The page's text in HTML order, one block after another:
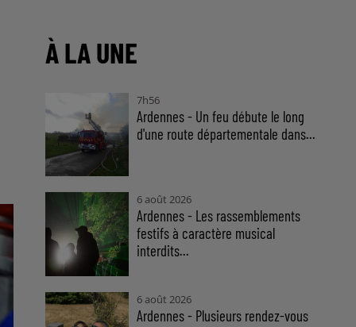
À LA UNE
7h56
Ardennes - Un feu débute le long
d'une route départementale dans...
6 août 2026
Ardennes - Les rassemblements
festifs à caractère musical
interdits...
6 août 2026
Ardennes - Plusieurs rendez-vous